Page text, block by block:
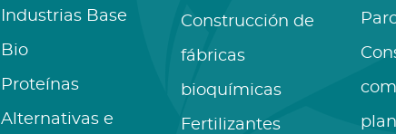
Industrias Base
Bio
Proteínas
Alternativas e
Construcción de
fábricas
bioquímicas
Fertilizantes